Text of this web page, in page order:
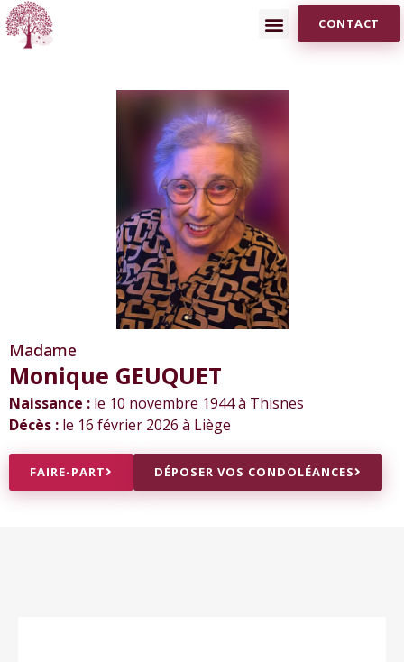
CONTACT
Madame
Monique GEUQUET
Naissance : le 10 novembre 1944 à Thisnes
Décès : le 16 février 2026 à Liège
FAIRE-PART DÉPOSER VOS CONDOLÉANCES